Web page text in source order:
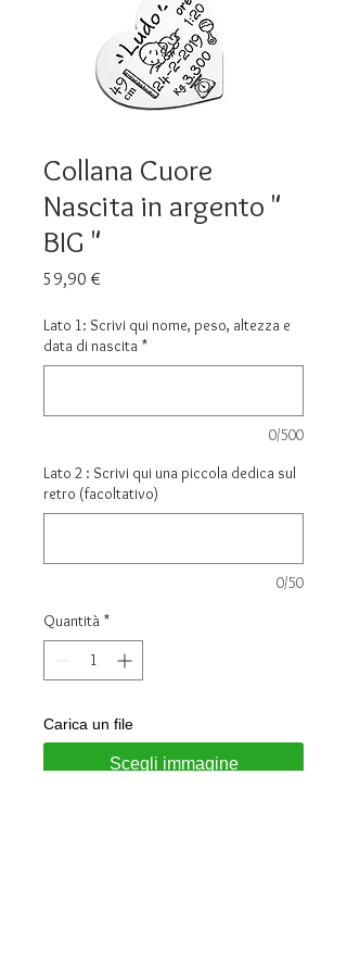
Collana Cuore
Nascita in argento "
BIG "
59,90 €
Lato 1: Scrivi qui nome, peso, altezza e
data di nascita *
0/500
Lato 2 : Scrivi qui una piccola dedica sul
retro (facoltativo)
0/50
Quantità *
Carica un file
Scegli immagine